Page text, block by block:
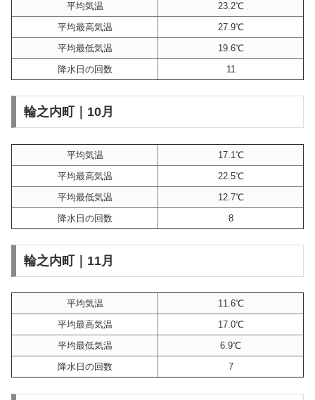
平均気温
23.2℃
平均最高気温
27.9℃
平均最低気温
19.6℃
降水日の回数
11
輪之内町｜10月
平均気温
17.1℃
平均最高気温
22.5℃
平均最低気温
12.7℃
降水日の回数
8
輪之内町｜11月
平均気温
11.6℃
平均最高気温
17.0℃
平均最低気温
6.9℃
降水日の回数
7